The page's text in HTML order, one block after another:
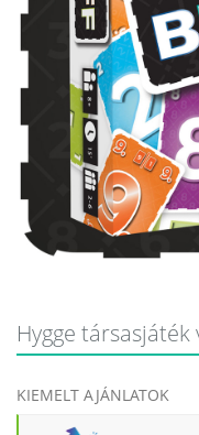
Hygge
KIEMELT AJÁNLATOK